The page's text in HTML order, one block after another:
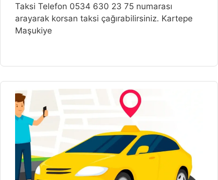
Taksi Telefon 0534 630 23 75 numarası
arayarak korsan taksi çağırabilirsiniz. Kartepe
Maşukiye